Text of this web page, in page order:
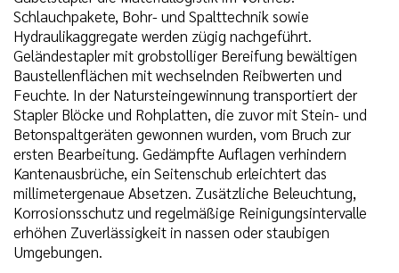
Schlauchpakete, Bohr- und Spalttechnik sowie
Hydraulikaggregate werden zügig nachgeführt.
Geländestapler mit grobstolliger Bereifung bewältigen
Baustellenflächen mit wechselnden Reibwerten und
Feuchte. In der Natursteingewinnung transportiert der
Stapler Blöcke und Rohplatten, die zuvor mit Stein- und
Betonspaltgeräten gewonnen wurden, vom Bruch zur
ersten Bearbeitung. Gedämpfte Auflagen verhindern
Kantenausbrüche, ein Seitenschub erleichtert das
millimetergenaue Absetzen. Zusätzliche Beleuchtung,
Korrosionsschutz und regelmäßige Reinigungsintervalle
erhöhen Zuverlässigkeit in nassen oder staubigen
Umgebungen.